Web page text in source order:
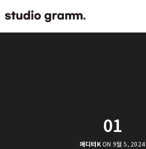
01
에디터KON 9월 5, 2024